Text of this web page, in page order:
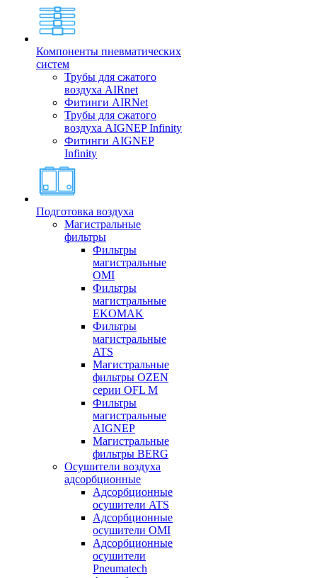
Компоненты пневматических
систем
Трубы для сжатого
воздуха AIRnet
Фитинги AIRNet
Трубы для сжатого
воздуха AIGNEP Infinity
Фитинги AIGNEP
Infinity
Подготовка воздуха
Магистральные
фильтры
Фильтры
магистральные
OMI
Фильтры
магистральные
EKOMAK
Фильтры
магистральные
ATS
Магистральные
фильтры OZEN
серии OFL M
Фильтры
магистральные
AIGNEP
Магистральные
фильтры BERG
Осушители воздуха
адсорбционные
Адсорбционные
осушители ATS
Адсорбционные
осушители OMI
Адсорбционные
осушители
Pneumatech